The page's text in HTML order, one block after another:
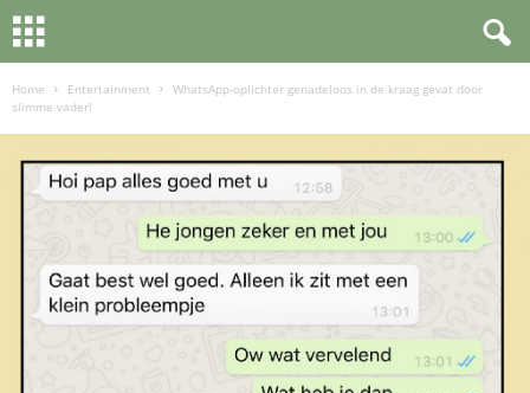
Home Entertainment
WhatsApp-oplichter genadeloos in de kraag gevat door
slimme vader!